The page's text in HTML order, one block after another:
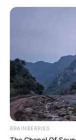
TEMAS
METRO DE
MARINILLA
YONDÓ -
BRAINBERRIES